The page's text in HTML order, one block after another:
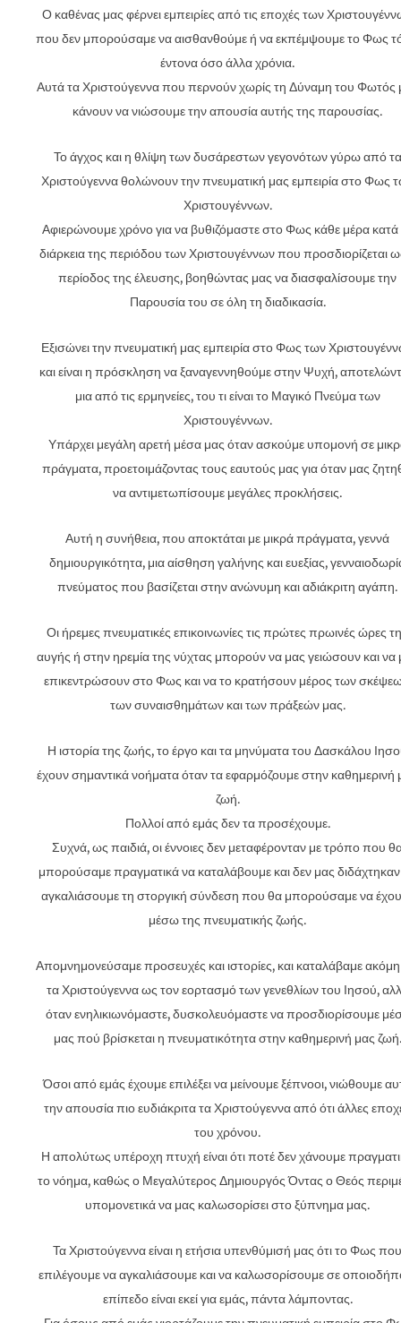
Ο καθένας μας φέρνει εμπειρίες από τις εποχές των
που δεν μπορούσαμε να αισθανθούμε ή να εκπέμψουμε το Φως
έντονα όσο άλλα χρόνια.
Αυτά τα Χριστούγεννα που περνούν χωρίς τη Δύναμη του Φωτός
κάνουν να νιώσουμε την απουσία αυτής της παρουσίας.
Το άγχος και η θλίψη των δυσάρεστων γεγονότων γύρω από τα
Χριστούγεννα θολώνουν την πνευματική μας εμπειρία στο Φως
Χριστουγέννων.
Αφιερώνουμε χρόνο για να βυθιζόμαστε στο Φως κάθε μέρα κατά
διάρκεια της περιόδου των Χριστουγέννων που προσδιορίζεται
περίοδος της έλευσης, βοηθώντας μας να διασφαλίσουμε την
Παρουσία του σε όλη τη διαδικασία.
Εξισώνει την πνευματική μας εμπειρία στο Φως των
και είναι η πρόσκληση να ξαναγεννηθούμε στην Ψυχή,
μια από τις ερμηνείες, του τι είναι το Μαγικό Πνεύμα των
Χριστουγέννων.
Υπάρχει μεγάλη αρετή μέσα μας όταν ασκούμε υπομονή σε
πράγματα, προετοιμάζοντας τους εαυτούς μας για όταν μας
να αντιμετωπίσουμε μεγάλες προκλήσεις.
Αυτή η συνήθεια, που αποκτάται με μικρά πράγματα, γεννά
δημιουργικότητα, μια αίσθηση γαλήνης και ευεξίας,
πνεύματος που βασίζεται στην ανώνυμη και αδιάκριτη αγάπη.
Οι ήρεμες πνευματικές επικοινωνίες τις πρώτες πρωινές ώρες
αυγής ή στην ηρεμία της νύχτας μπορούν να μας γειώσουν και να
επικεντρώσουν στο Φως και να το κρατήσουν μέρος των
των συναισθημάτων και των πράξεών μας.
Η ιστορία της ζωής, το έργο και τα μηνύματα του Δασκάλου
έχουν σημαντικά νοήματα όταν τα εφαρμόζουμε στην καθημερινή
ζωή.
Πολλοί από εμάς δεν τα προσέχουμε.
Συχνά, ως παιδιά, οι έννοιες δεν μεταφέρονταν με τρόπο που
μπορούσαμε πραγματικά να καταλάβουμε και δεν μας
αγκαλιάσουμε τη στοργική σύνδεση που θα μπορούσαμε να
μέσω της πνευματικής ζωής.
Απομνημονεύσαμε προσευχές και ιστορίες, και καταλάβαμε ακόμη
τα Χριστούγεννα ως τον εορτασμό των γενεθλίων του Ιησού,
όταν ενηλικιωνόμαστε, δυσκολευόμαστε να προσδιορίσουμε
μας πού βρίσκεται η πνευματικότητα στην καθημερινή μας ζωή.
Όσοι από εμάς έχουμε επιλέξει να μείνουμε ξέπνοοι, νιώθουμε
την απουσία πιο ευδιάκριτα τα Χριστούγεννα από ότι άλλες
του χρόνου.
Η απολύτως υπέροχη πτυχή είναι ότι ποτέ δεν χάνουμε
το νόημα, καθώς ο Μεγαλύτερος Δημιουργός Όντας ο Θεός
υπομονετικά να μας καλωσορίσει στο ξύπνημα μας.
Τα Χριστούγεννα είναι η ετήσια υπενθύμισή μας ότι το Φως που
επιλέγουμε να αγκαλιάσουμε και να καλωσορίσουμε σε
επίπεδο είναι εκεί για εμάς, πάντα λάμποντας.